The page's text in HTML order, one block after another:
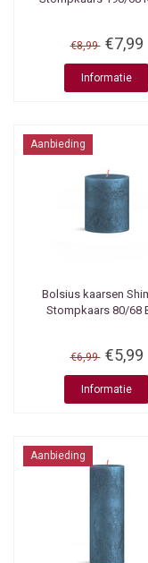
€8,99 €7,99
Informatie
Aanbieding
Bolsius kaarsen
Stompkaars 80/68
€6,99 €5,99
Informatie
Aanbieding